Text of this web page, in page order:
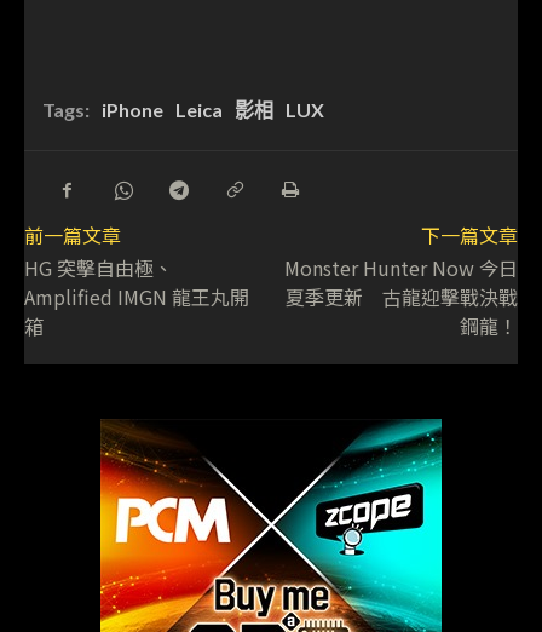
Tags: iPhone Leica 影相 LUX
前一篇文章
HG 突擊自由極、
Amplified IMGN 龍王丸開
箱
下一篇文章
Monster Hunter Now 今日
夏季更新 古龍迎擊戰決戰
鋼龍！